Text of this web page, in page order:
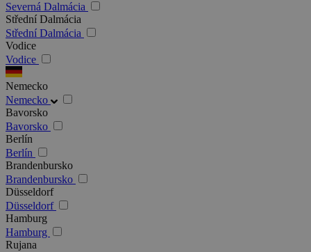
Severná Dalmácia
Střední Dalmácia
Střední Dalmácia
Vodice
Vodice
Nemecko
Nemecko
Bavorsko
Bavorsko
Berlín
Berlín
Brandenbursko
Brandenbursko
Düsseldorf
Düsseldorf
Hamburg
Hamburg
Rujana